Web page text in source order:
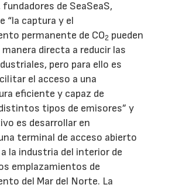
de SeaSeaS,
“la captura y el
permanente de CO2 pueden
directa a reducir las
pero para ello es
el acceso a una
eficiente y capaz de
tipos de emisores” y
es desarrollar en
terminal de acceso abierto
la industria del interior de
emplazamientos de
del Mar del Norte. La